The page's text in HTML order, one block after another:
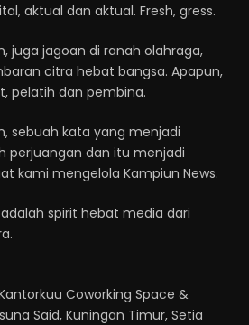
aktual dan aktual. Fresh, gress.
juga jagoan di ranah olahraga,
citra hebat bangsa. Apapun,
pelatih dan pembina.
sebuah kata yang menjadi
perjuangan dan itu menjadi
kami mengelola Kampiun News.
spirit hebat media dari
Coworking Space &
Said, Kuningan Timur, Setia